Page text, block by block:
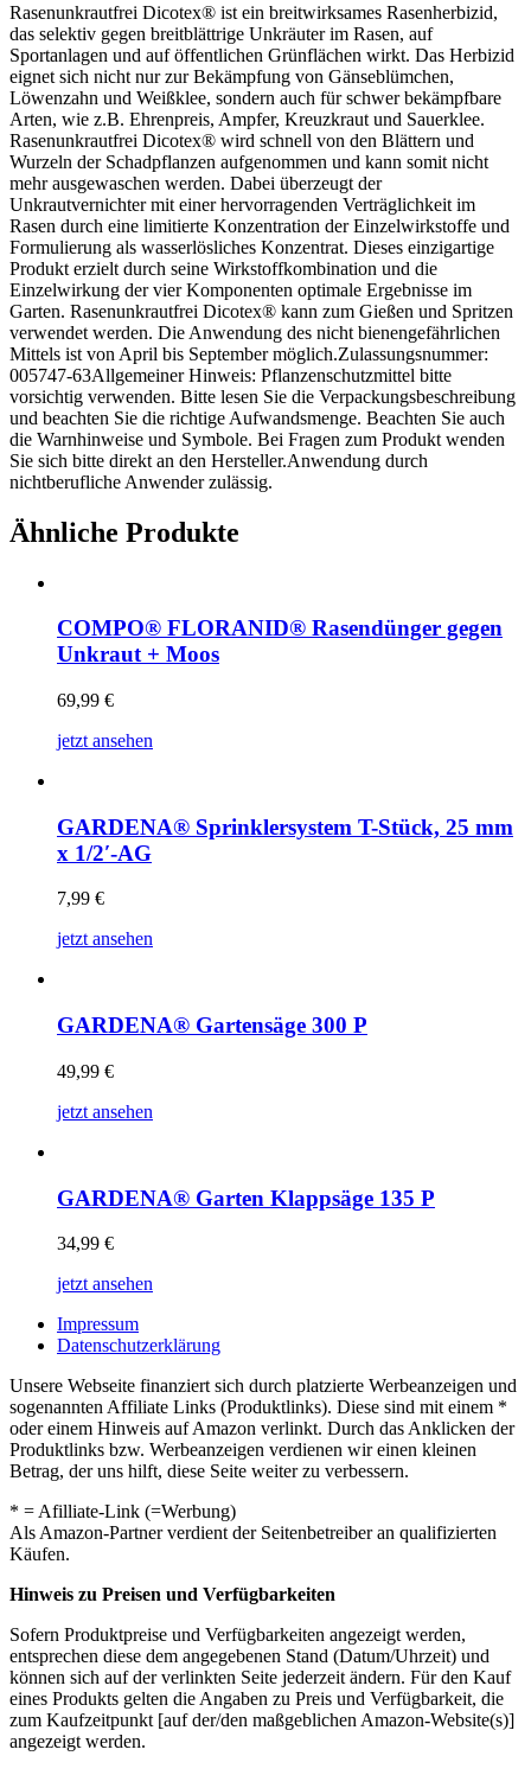
Rasenunkrautfrei Dicotex® ist ein breitwirksames Rasenherbizid,
das selektiv gegen breitblättrige Unkräuter im Rasen, auf
Sportanlagen und auf öffentlichen Grünflächen wirkt. Das Herbizid
eignet sich nicht nur zur Bekämpfung von Gänseblümchen,
Löwenzahn und Weißklee, sondern auch für schwer bekämpfbare
Arten, wie z.B. Ehrenpreis, Ampfer, Kreuzkraut und Sauerklee.
Rasenunkrautfrei Dicotex® wird schnell von den Blättern und
Wurzeln der Schadpflanzen aufgenommen und kann somit nicht
mehr ausgewaschen werden. Dabei überzeugt der
Unkrautvernichter mit einer hervorragenden Verträglichkeit im
Rasen durch eine limitierte Konzentration der Einzelwirkstoffe und
Formulierung als wasserlösliches Konzentrat. Dieses einzigartige
Produkt erzielt durch seine Wirkstoffkombination und die
Einzelwirkung der vier Komponenten optimale Ergebnisse im
Garten. Rasenunkrautfrei Dicotex® kann zum Gießen und Spritzen
verwendet werden. Die Anwendung des nicht bienengefährlichen
Mittels ist von April bis September möglich.Zulassungsnummer:
005747-63Allgemeiner Hinweis: Pflanzenschutzmittel bitte
vorsichtig verwenden. Bitte lesen Sie die Verpackungsbeschreibung
und beachten Sie die richtige Aufwandsmenge. Beachten Sie auch
die Warnhinweise und Symbole. Bei Fragen zum Produkt wenden
Sie sich bitte direkt an den Hersteller.Anwendung durch
nichtberufliche Anwender zulässig.
Ähnliche Produkte
COMPO® FLORANID® Rasendünger gegen
Unkraut + Moos
69,99 €
jetzt ansehen
GARDENA® Sprinklersystem T-Stück, 25 mm
x 1/2′-AG
7,99 €
jetzt ansehen
GARDENA® Gartensäge 300 P
49,99 €
jetzt ansehen
GARDENA® Garten Klappsäge 135 P
34,99 €
jetzt ansehen
Impressum
Datenschutzerklärung
Unsere Webseite finanziert sich durch platzierte Werbeanzeigen und
sogenannten Affiliate Links (Produktlinks). Diese sind mit einem *
oder einem Hinweis auf Amazon verlinkt. Durch das Anklicken der
Produktlinks bzw. Werbeanzeigen verdienen wir einen kleinen
Betrag, der uns hilft, diese Seite weiter zu verbessern.
* = Afilliate-Link (=Werbung)
Als Amazon-Partner verdient der Seitenbetreiber an qualifizierten
Käufen.
Hinweis zu Preisen und Verfügbarkeiten
Sofern Produktpreise und Verfügbarkeiten angezeigt werden,
entsprechen diese dem angegebenen Stand (Datum/Uhrzeit) und
können sich auf der verlinkten Seite jederzeit ändern. Für den Kauf
eines Produkts gelten die Angaben zu Preis und Verfügbarkeit, die
zum Kaufzeitpunkt [auf der/den maßgeblichen Amazon-Website(s)]
angezeigt werden.